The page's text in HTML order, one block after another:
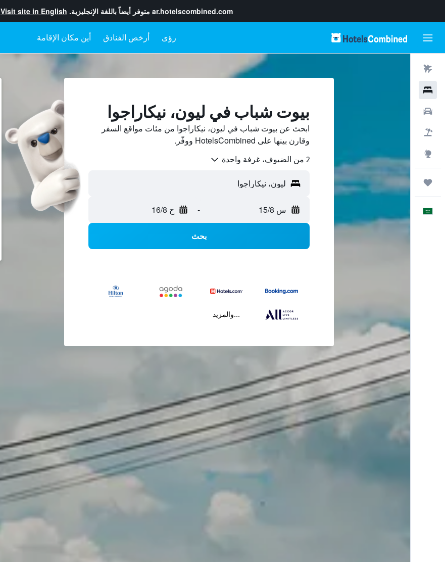
ar.hotelscombined.com متوفر أيضاً باللغة الإنجليزية. Visit site in English
رؤى أرخص الفنادق أين مكان الإقامة
استكشاف
رحلات
العَرَبِيَّة
بيوت شباب في ليون، نيكاراجوا
ابحث عن بيوت شباب في ليون، نيكاراجوا من مئات مواقع السفر
وقارن بينها على HotelsCombined ووفّر.
2 من الضيوف، غرفة واحدة
س 15/8 - ح 16/8
بحث
...والمزيد